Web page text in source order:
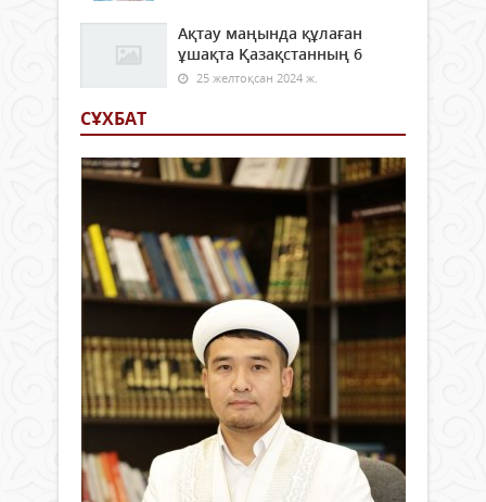
Ақтау маңында құлаған
ұшақта Қазақстанның 6
25 желтоқсан 2024 ж.
СҰХБАТ